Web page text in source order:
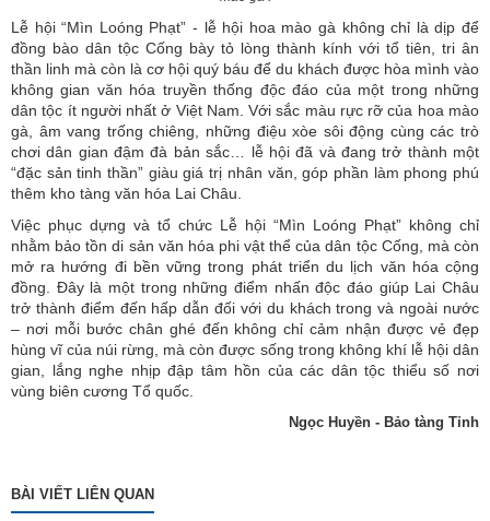
Lễ hội “Mìn Loóng Phạt” - lễ hội hoa mào gà không chỉ là dịp để
đồng bào dân tộc Cống bày tỏ lòng thành kính với tổ tiên, tri ân
thần linh mà còn là cơ hội quý báu để du khách được hòa mình vào
không gian văn hóa truyền thống độc đáo của một trong những
dân tộc ít người nhất ở Việt Nam. Với sắc màu rực rỡ của hoa mào
gà, âm vang trống chiêng, những điệu xòe sôi động cùng các trò
chơi dân gian đậm đà bản sắc… lễ hội đã và đang trở thành một
“đặc sản tinh thần” giàu giá trị nhân văn, góp phần làm phong phú
thêm kho tàng văn hóa Lai Châu.
Việc phục dựng và tổ chức Lễ hội “Mìn Loóng Phạt” không chỉ
nhằm bảo tồn di sản văn hóa phi vật thể của dân tộc Cống, mà còn
mở ra hướng đi bền vững trong phát triển du lịch văn hóa cộng
đồng. Đây là một trong những điểm nhấn độc đáo giúp Lai Châu
trở thành điểm đến hấp dẫn đối với du khách trong và ngoài nước
– nơi mỗi bước chân ghé đến không chỉ cảm nhận được vẻ đẹp
hùng vĩ của núi rừng, mà còn được sống trong không khí lễ hội dân
gian, lắng nghe nhịp đập tâm hồn của các dân tộc thiểu số nơi
vùng biên cương Tổ quốc.
Ngọc Huyền - Bảo tàng Tỉnh
BÀI VIẾT LIÊN QUAN
Tên:(Dự thảo NGHỊ QUYẾT Quy định nguyên tắc, tiêu chí, định
mức phân bổ vốn ngân sách trung ương và tỷ lệ vốn đối ứng
của ngân sách địa phương thực hiện Chương trình mục tiêu
quốc gia về phát triển văn hóa giai đoạn 2025-2035 trên địa
Ngày ban hành: (10/12/2025)